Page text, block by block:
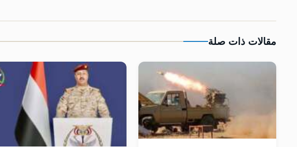
مقالات ذات صلة